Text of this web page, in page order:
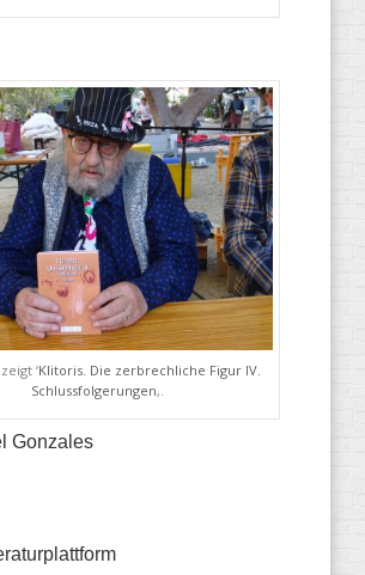
‘Klitoris. Die zerbrechliche Figur IV.
Schlussfolgerungen‚.
Gonzales